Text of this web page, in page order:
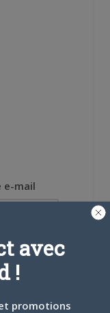
e-mail
avec
!
promotions